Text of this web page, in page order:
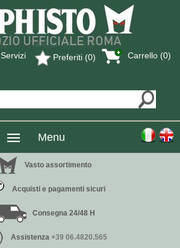
Carrello (0)
Preferiti (0)
Servizi
Menu
Vasto assortimento
Acquisti e pagamenti sicuri
Consegna 24/48 H
Assistenza +39 06.4820.565